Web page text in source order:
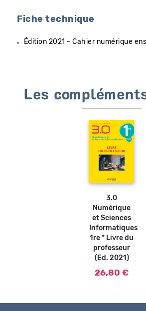
Fiche technique
Édition 2021 - Cahier numérique
Les
au
3.0
Numérique
et Sciences
Informatiques
1re * Livre du
professeur
(Ed. 2021)
26,80 €